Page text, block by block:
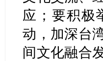
应；要积极
动，加深台
间文化融合